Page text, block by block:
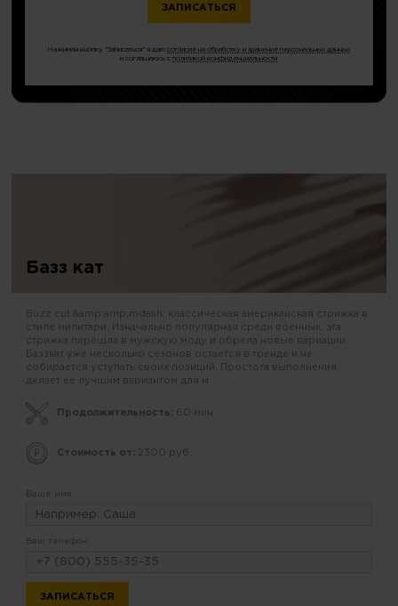
Нажимая кнопку "Записаться" я даюсогласие на обработку и хранение персональных данных
и соглашаюсь сполитикой конфиденциальности
Базз кат
Buzz cut &amp;amp;mdash; классическая американская стрижка в
стиле милитари. Изначально популярная среди военных, эта
стрижка перешла в мужскую моду и обрела новые вариации.
Баззкат уже несколько сезонов остается в тренде и не
собирается уступать своих позиций. Простота выполнения
делает ее лучшим вариантом для м
Продолжительность: 60 мин.
Стоимость от: 2300 руб.
Ваше имя:
Ваш телефон: